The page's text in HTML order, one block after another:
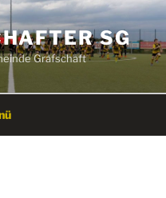
SG
Grafschaft